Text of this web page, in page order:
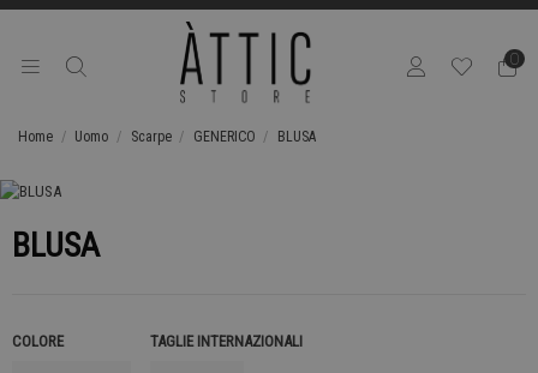
0
Home Uomo Scarpe GENERICO BLUSA
BLUSA
COLORE TAGLIE INTERNAZIONALI